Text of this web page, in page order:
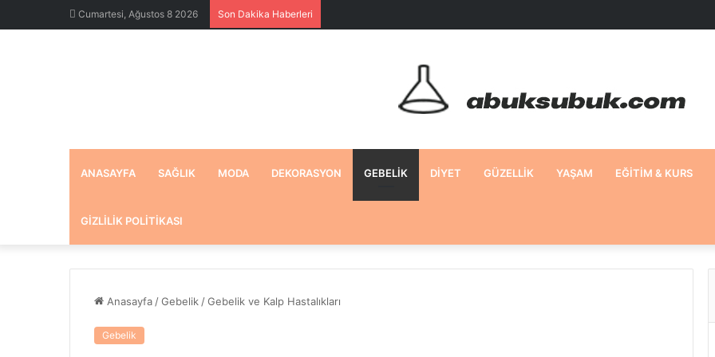
Cumartesi, Ağustos 8 2026 Son Dakika Haberleri
ANASAYFA SAĞLIK MODA DEKORASYON GEBELIK DIYET GÜZELLIK YAŞAM EĞITIM & KURS
GIZLILIK POLITIKASI
Anasayfa /Gebelik /Gebelik ve Kalp Hastalıkları
Gebelik